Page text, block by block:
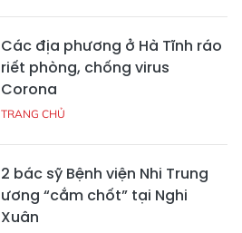
Các địa phương ở Hà Tĩnh ráo
riết phòng, chống virus
Corona
TRANG CHỦ
2 bác sỹ Bệnh viện Nhi Trung
ương “cắm chốt” tại Nghi
Xuân